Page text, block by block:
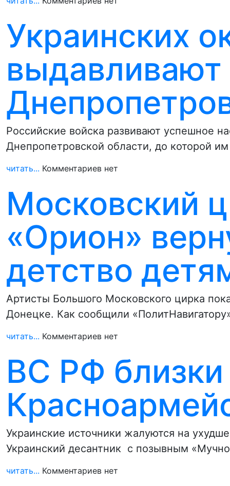
Украинских
выдавливают
Российские войска развивают успешное
Днепропетровской области, до которой
читать... Комментариев нет
Московский
«Орион»
детство
Артисты Большого Московского цирка
Донецке. Как сообщили
читать... Комментариев нет
ВС РФ близки
Украинские источники жалуются на
Украинский десантник с позывным
читать... Комментариев нет